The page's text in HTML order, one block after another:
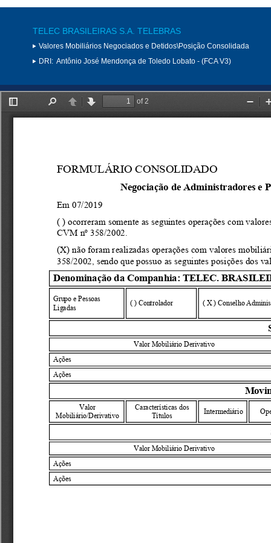
TELEC BRASILEIRAS S.A. TELEBRAS
Valores Mobiliários Negociados e Detidos\Posição Consolidada
DRI: Antônio José Mendonça de Toledo Lobato - (FCA V3)